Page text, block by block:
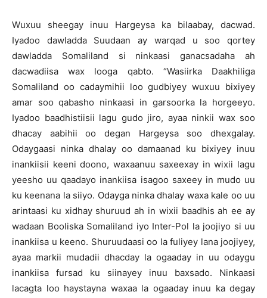
Wuxuu sheegay inuu Hargeysa ka bilaabay, dacwad.
Iyadoo dawladda Suudaan ay warqad u soo qortey
dawladda Somaliland si ninkaasi ganacsadaha ah
dacwadiisa wax looga qabto. “Wasiirka Daakhiliga
Somaliland oo cadaymihii loo gudbiyey wuxuu bixiyey
amar soo qabasho ninkaasi in garsoorka la horgeeyo.
Iyadoo baadhistiisii lagu gudo jiro, ayaa ninkii wax soo
dhacay aabihii oo degan Hargeysa soo dhexgalay.
Odaygaasi ninka dhalay oo damaanad ku bixiyey inuu
inankiisii keeni doono, waxaanuu saxeexay in wixii lagu
yeesho uu qaadayo inankiisa isagoo saxeey in mudo uu
ku keenana la siiyo. Odayga ninka dhalay waxa kale oo uu
arintaasi ku xidhay shuruud ah in wixii baadhis ah ee ay
wadaan Booliska Somaliland iyo Inter-Pol la joojiyo si uu
inankiisa u keeno. Shuruudaasi oo la fuliyey lana joojiyey,
ayaa markii mudadii dhacday la ogaaday in uu odaygu
inankiisa fursad ku siinayey inuu baxsado. Ninkaasi
lacagta loo haystayna waxaa la ogaaday inuu ka degay